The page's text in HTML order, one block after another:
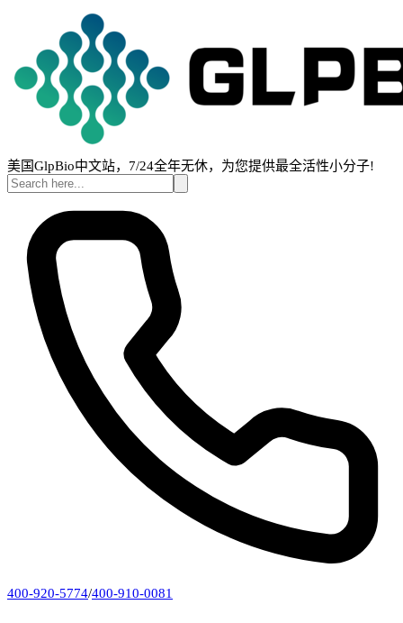
美国GlpBio中文站，7/24全年无休，为您提供最全活性小分子!
400-920-5774/400-910-0081